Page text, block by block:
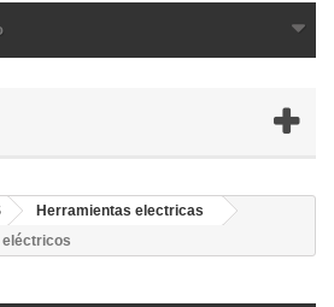
Herramientas electricas
eléctricos